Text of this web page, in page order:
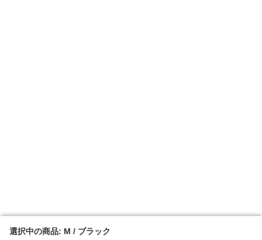
選択中の商品: M / ブラック
選択中の商品: M / ブラック